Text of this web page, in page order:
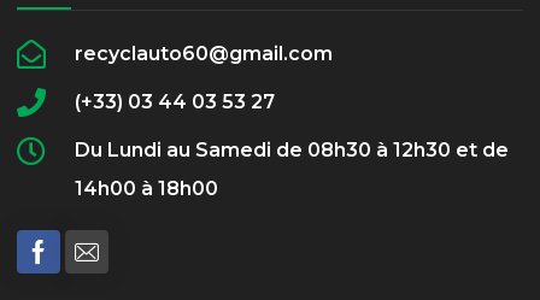
recyclauto60@gmail.com
(+33) 03 44 03 53 27
Du Lundi au Samedi de 08h30 à 12h30 et de
14h00 à 18h00